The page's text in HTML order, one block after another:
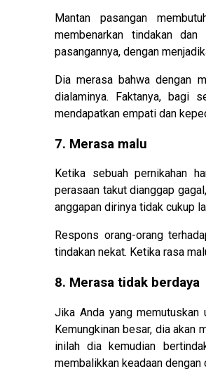
Mantan pasangan
membenarkan tindakan
pasangannya, dengan
Dia merasa bahwa dengan
dialaminya. Faktanya, bagi
mendapatkan empati dan
7. Merasa malu
Ketika sebuah pernikahan
perasaan takut dianggap
anggapan dirinya tidak cukup
Respons orang-orang
tindakan nekat. Ketika rasa
8. Merasa tidak berdaya
Jika Anda yang memutuskan
Kemungkinan besar, dia akan
inilah dia kemudian
membalikkan keadaan dengan